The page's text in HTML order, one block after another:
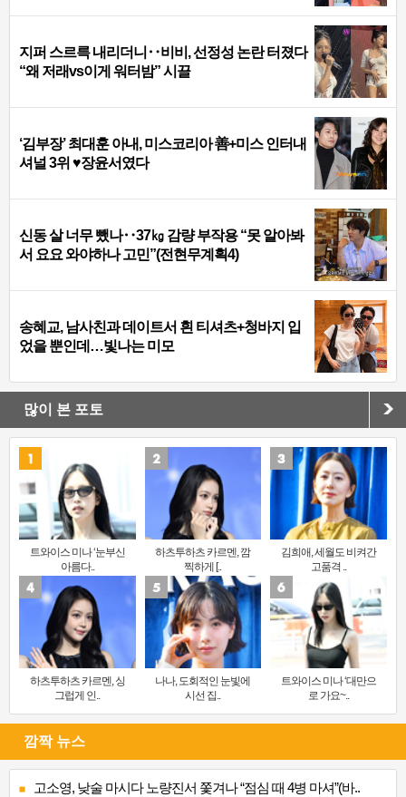
지퍼 스르륵 내리더니‥비비, 선정성 논란 터졌다
“왜 저래vs이게 워터밤” 시끌
‘김부장’ 최대훈 아내, 미스코리아 善+미스 인터내
셔널 3위 ♥장윤서였다
신동 살 너무 뺐나‥37㎏ 감량 부작용 “못 알아봐
서 요요 와야하나 고민”(전현무계획4)
송혜교, 남사친과 데이트서 흰 티셔츠+청바지 입
었을 뿐인데…빛나는 미모
많이 본 포토
트와이스 미나 ‘눈부신
아름다..
하츠투하츠 카르멘, 깜
찍하게 [..
김희애, 세월도 비켜간
고품격 ..
하츠투하츠 카르멘, 싱
그럽게 인..
나나, 도회적인 눈빛에
시선 집..
트와이스 미나 ‘대만으
로 가요~..
깜짝 뉴스
고소영, 낮술 마시다 노량진서 쫓겨나 “점심 때 4병 마셔”(바..